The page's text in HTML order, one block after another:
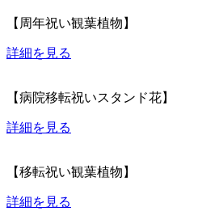
【周年祝い観葉植物】
詳細を見る
【病院移転祝いスタンド花】
詳細を見る
【移転祝い観葉植物】
詳細を見る